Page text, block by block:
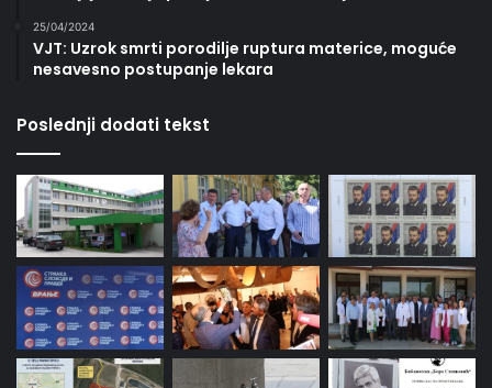
25/04/2024
VJT: Uzrok smrti porodilje ruptura materice, moguće
nesavesno postupanje lekara
Poslednji dodati tekst